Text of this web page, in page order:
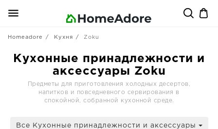
Homeadore Кухня Zoku
Кухонные принадлежности и
аксессуары Zoku
Предметы для приготовления холодных десертов,
напитков и повседневного сервирования в
спокойной, собранной кухонной среде.
Все Кухонные принадлежности и аксессуары